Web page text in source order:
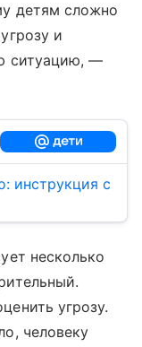
детям сложно
и
ситуацию, —
инструкция с
несколько
угрозу.
человеку